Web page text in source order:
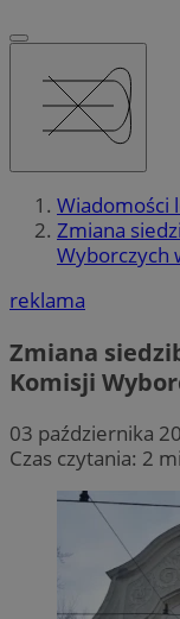
Wiadomości
Zmiana
Wyborczych
reklama
Zmiana
Komisji
03 października
Czas czytania: 2